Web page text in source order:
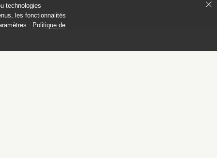
technologies
les fonctionnalités
: Politique de